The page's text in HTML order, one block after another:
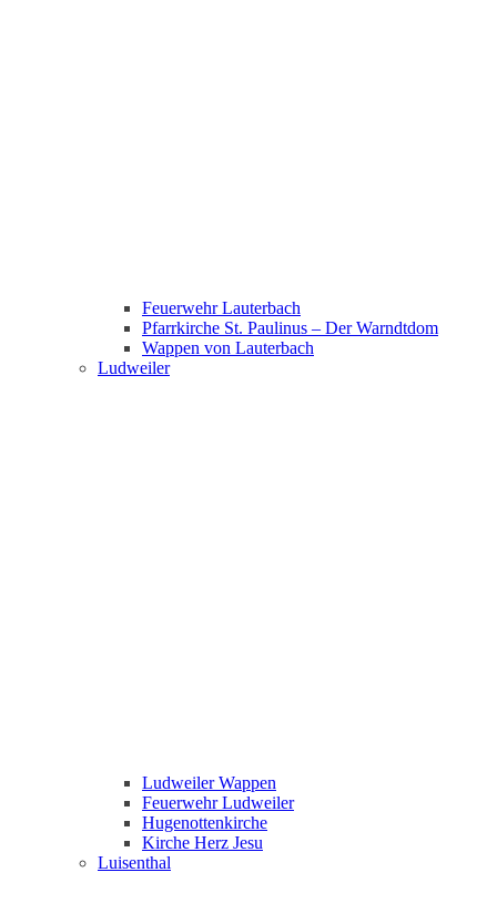
Feuerwehr Lauterbach
Pfarrkirche St. Paulinus – Der Warndtdom
Wappen von Lauterbach
Ludweiler
Ludweiler Wappen
Feuerwehr Ludweiler
Hugenottenkirche
Kirche Herz Jesu
Luisenthal